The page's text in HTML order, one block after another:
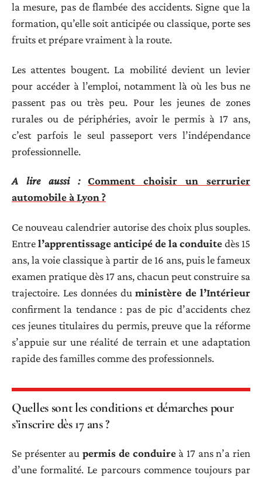
la mesure, pas de flambée des accidents. Signe que la
formation, qu’elle soit anticipée ou classique, porte ses
fruits et prépare vraiment à la route.
Les attentes bougent. La mobilité devient un levier
pour accéder à l’emploi, notamment là où les bus ne
passent pas ou très peu. Pour les jeunes de zones
rurales ou de périphéries, avoir le permis à 17 ans,
c’est parfois le seul passeport vers l’indépendance
professionnelle.
A lire aussi :
Comment choisir un serrurier
automobile à Lyon ?
Ce nouveau calendrier autorise des choix plus souples.
Entrel’apprentissage anticipé de la conduitedès 15
ans, la voie classique à partir de 16 ans, puis le fameux
examen pratique dès 17 ans, chacun peut construire sa
trajectoire. Les données duministère de l’Intérieur
confirment la tendance : pas de pic d’accidents chez
ces jeunes titulaires du permis, preuve que la réforme
s’appuie sur une réalité de terrain et une adaptation
rapide des familles comme des professionnels.
Quelles sont les conditions et démarches pour
s’inscrire dès 17 ans ?
Se présenter aupermis de conduireà 17 ans n’a rien
d’une formalité. Le parcours commence toujours par